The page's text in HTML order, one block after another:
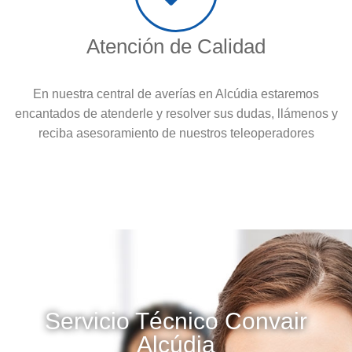
Atención de Calidad
En nuestra central de averías en Alcúdia estaremos
encantados de atenderle y resolver sus dudas, llámenos y
reciba asesoramiento de nuestros teleoperadores
Servicio Técnico Convair
Alcúdia